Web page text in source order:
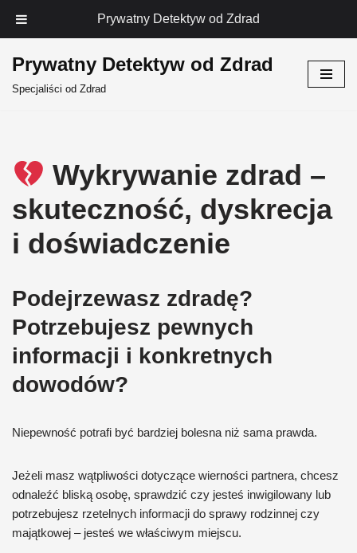
Prywatny Detektyw od Zdrad
Prywatny Detektyw od Zdrad
Specjaliści od Zdrad
Wykrywanie zdrad –
skuteczność, dyskrecja
i doświadczenie
Podejrzewasz zdradę?
Potrzebujesz pewnych
informacji i konkretnych
dowodów?
Niepewność potrafi być bardziej bolesna niż sama prawda.
Jeżeli masz wątpliwości dotyczące wierności partnera, chcesz
odnaleźć bliską osobę, sprawdzić czy jesteś inwigilowany lub
potrzebujesz rzetelnych informacji do sprawy rodzinnej czy
majątkowej – jesteś we właściwym miejscu.